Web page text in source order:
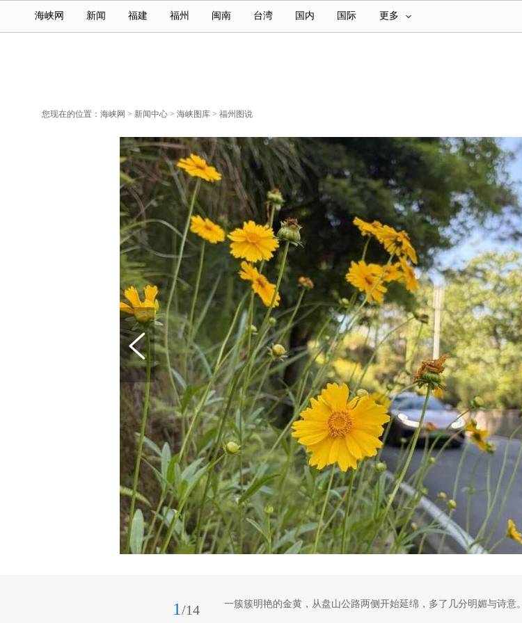
海峡网 新闻 福建 福州 闽南 台湾 国内 国际 更多
您现在的位置： 海峡网 > 新闻中心 > 海峡图库 > 福州图说
1 /14 一簇簇明艳的金黄，从盘山公路两侧开始延绵，多了几分明媚与诗意。